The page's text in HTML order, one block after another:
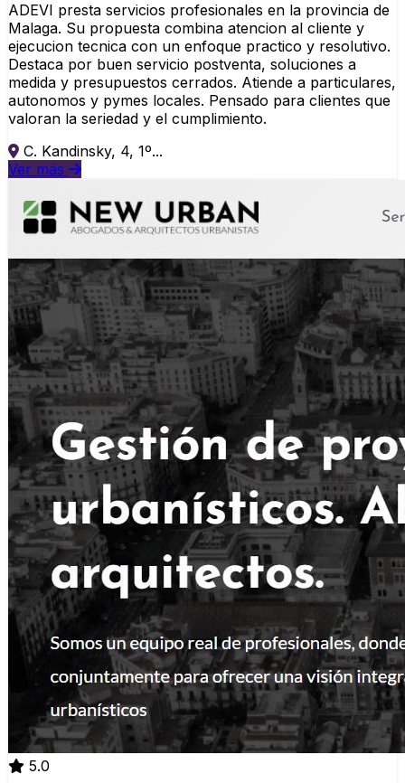
ADEVI presta servicios profesionales en la provincia de
Malaga. Su propuesta combina atencion al cliente y
ejecucion tecnica con un enfoque practico y resolutivo.
Destaca por buen servicio postventa, soluciones a
medida y presupuestos cerrados. Atiende a particulares,
autonomos y pymes locales. Pensado para clientes que
valoran la seriedad y el cumplimiento.
C. Kandinsky, 4, 1º...
Ver más
5.0